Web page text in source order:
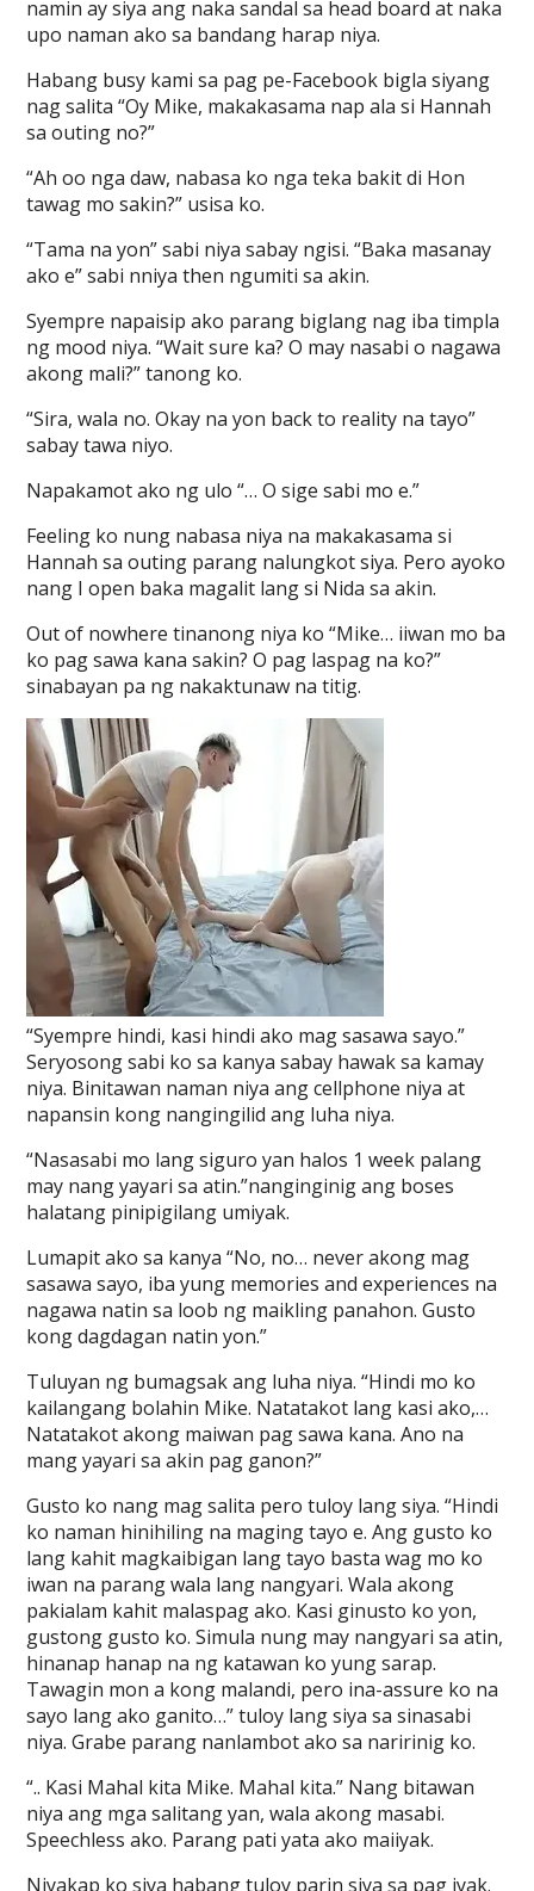
namin ay siya ang naka sandal sa head board at naka
upo naman ako sa bandang harap niya.
Habang busy kami sa pag pe-Facebook bigla siyang
nag salita “Oy Mike, makakasama nap ala si Hannah
sa outing no?”
“Ah oo nga daw, nabasa ko nga teka bakit di Hon
tawag mo sakin?” usisa ko.
“Tama na yon” sabi niya sabay ngisi. “Baka masanay
ako e” sabi nniya then ngumiti sa akin.
Syempre napaisip ako parang biglang nag iba timpla
ng mood niya. “Wait sure ka? O may nasabi o nagawa
akong mali?” tanong ko.
“Sira, wala no. Okay na yon back to reality na tayo”
sabay tawa niyo.
Napakamot ako ng ulo “… O sige sabi mo e.”
Feeling ko nung nabasa niya na makakasama si
Hannah sa outing parang nalungkot siya. Pero ayoko
nang I open baka magalit lang si Nida sa akin.
Out of nowhere tinanong niya ko “Mike… iiwan mo ba
ko pag sawa kana sakin? O pag laspag na ko?”
sinabayan pa ng nakaktunaw na titig.
“Syempre hindi, kasi hindi ako mag sasawa sayo.”
Seryosong sabi ko sa kanya sabay hawak sa kamay
niya. Binitawan naman niya ang cellphone niya at
napansin kong nangingilid ang luha niya.
“Nasasabi mo lang siguro yan halos 1 week palang
may nang yayari sa atin.”nanginginig ang boses
halatang pinipigilang umiyak.
Lumapit ako sa kanya “No, no… never akong mag
sasawa sayo, iba yung memories and experiences na
nagawa natin sa loob ng maikling panahon. Gusto
kong dagdagan natin yon.”
Tuluyan ng bumagsak ang luha niya. “Hindi mo ko
kailangang bolahin Mike. Natatakot lang kasi ako,…
Natatakot akong maiwan pag sawa kana. Ano na
mang yayari sa akin pag ganon?”
Gusto ko nang mag salita pero tuloy lang siya. “Hindi
ko naman hinihiling na maging tayo e. Ang gusto ko
lang kahit magkaibigan lang tayo basta wag mo ko
iwan na parang wala lang nangyari. Wala akong
pakialam kahit malaspag ako. Kasi ginusto ko yon,
gustong gusto ko. Simula nung may nangyari sa atin,
hinanap hanap na ng katawan ko yung sarap.
Tawagin mon a kong malandi, pero ina-assure ko na
sayo lang ako ganito…” tuloy lang siya sa sinasabi
niya. Grabe parang nanlambot ako sa naririnig ko.
“.. Kasi Mahal kita Mike. Mahal kita.” Nang bitawan
niya ang mga salitang yan, wala akong masabi.
Speechless ako. Parang pati yata ako maiiyak.
Niyakap ko siya habang tuloy parin siya sa pag iyak.